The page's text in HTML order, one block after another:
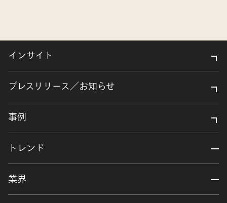
インサイト
プレスリリース／お知らせ
事例
トレンド
業界